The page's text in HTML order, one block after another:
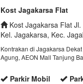
Kost Jagakarsa Flat
Kost Jagakarsa Flat Jl.
Kel. Jagakarsa, Kec.
Kontrakan di Jagakarsa
Agung, AEON Mall Tanjung
Parkir Mobil